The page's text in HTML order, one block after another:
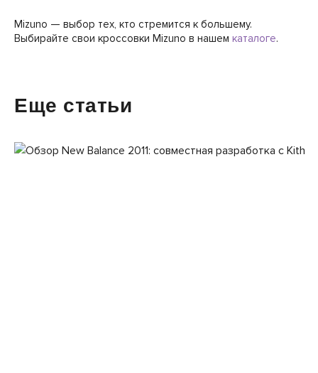
Mizuno — выбор тех, кто стремится к большему.
Выбирайте свои кроссовки Mizuno в нашем каталоге.
Еще статьи